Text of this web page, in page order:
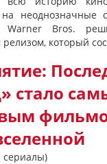
на неоднозначные
Warner Bros.
который
стало